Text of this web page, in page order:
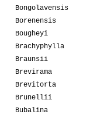
Bongolavensis
Borenensis
Bougheyi
Brachyphylla
Braunsii
Brevirama
Brevitorta
Brunellii
Bubalina